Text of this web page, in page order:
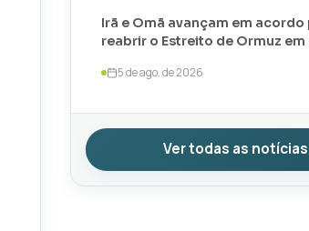
Irã e Omã avançam em acordo
reabrir o Estreito de Ormuz em
5 de ago. de 2026
Ver todas as notícias